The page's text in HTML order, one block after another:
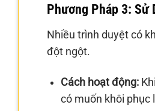
Phương Pháp 3: Sử
Nhiều trình duyệt có
đột ngột.
Cách hoạt động:
có muốn khôi phục